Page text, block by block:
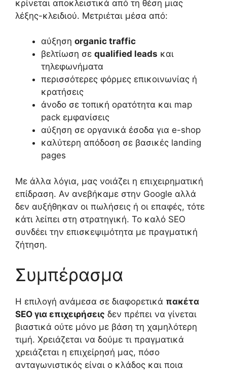
κρίνεται αποκλειστικά από τη θέση μιας
λέξης-κλειδιού. Μετριέται μέσα από:
αύξηση organic traffic
βελτίωση σε qualified leads και
τηλεφωνήματα
περισσότερες φόρμες επικοινωνίας ή
κρατήσεις
άνοδο σε τοπική ορατότητα και map
pack εμφανίσεις
αύξηση σε οργανικά έσοδα για e-shop
καλύτερη απόδοση σε βασικές landing
pages
Με άλλα λόγια, μας νοιάζει η επιχειρηματική
επίδραση. Αν ανεβήκαμε στην Google αλλά
δεν αυξήθηκαν οι πωλήσεις ή οι επαφές, τότε
κάτι λείπει στη στρατηγική. Το καλό SEO
συνδέει την επισκεψιμότητα με πραγματική
ζήτηση.
Συμπέρασμα
Η επιλογή ανάμεσα σε διαφορετικά πακέτα
SEO για επιχειρήσεις δεν πρέπει να γίνεται
βιαστικά ούτε μόνο με βάση τη χαμηλότερη
τιμή. Χρειάζεται να δούμε τι πραγματικά
χρειάζεται η επιχείρησή μας, πόσο
ανταγωνιστικός είναι ο κλάδος και ποια